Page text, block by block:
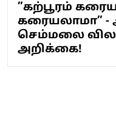
”கற்பூரம்
கரையலாமா” -
செம்மலை
அறிக்கை!